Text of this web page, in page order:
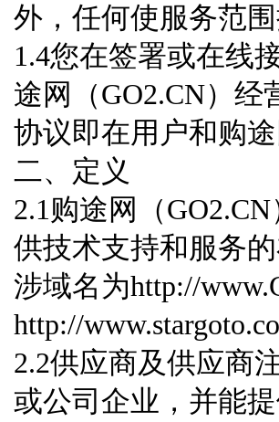
外，任何使服务范
1.4您在签署或在线
途网（GO2.CN）
协议即在用户和购
二、定义
2.1购途网（
供技术支持和服务
涉域名为http://
http://
2.2供应商及供应商
或公司企业，并能